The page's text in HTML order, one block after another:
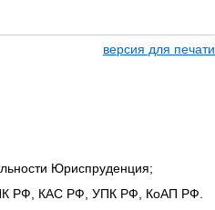
версия для печати
Юриспруденция;
РФ, КАС РФ, УПК РФ, КоАП РФ.